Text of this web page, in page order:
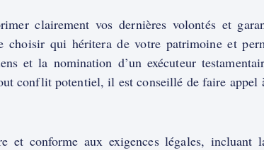
clairement vos dernières volontés et
qui héritera de votre patrimoine et
et la nomination d’un exécuteur
conflit potentiel, il est conseillé de faire appel
et conforme aux exigences légales, incluant